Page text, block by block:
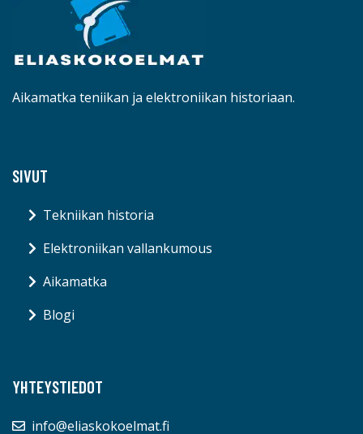
Aikamatka teniikan ja elektroniikan historiaan.
SIVUT
Tekniikan historia
Elektroniikan vallankumous
Aikamatka
Blogi
YHTEYSTIEDOT
info@eliaskokoelmat.fi